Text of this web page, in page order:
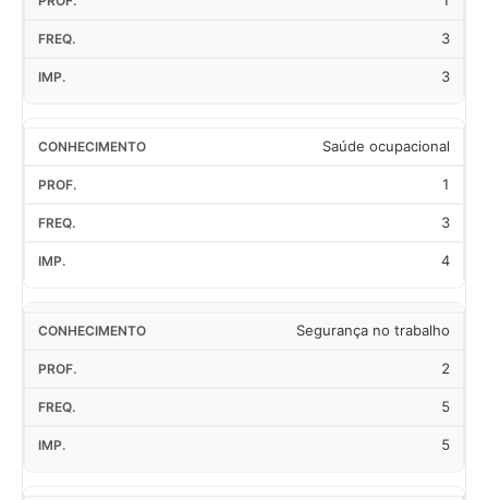
3
3
Saúde ocupacional
1
3
4
Segurança no trabalho
2
5
5